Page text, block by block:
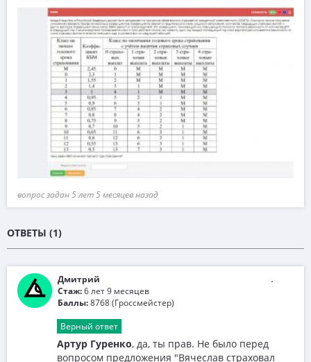
вопрос задан 5 лет 5 месяцев назад
ОТВЕТЫ (1)
Дмитрий
Стаж:6 лет 9 месяцев
Баллы:8768 (Гроссмейстер)
Верный ответ
Артур Гуренко, да, ты прав. Не было перед
вопросом предложения "Вячеслав страховал